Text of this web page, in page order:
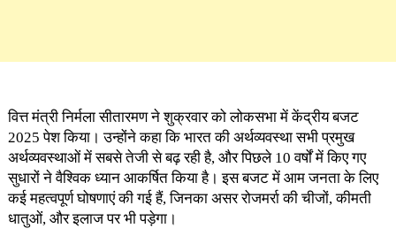
वित्त मंत्री निर्मला सीतारमण ने शुक्रवार को लोकसभा में केंद्रीय बजट
2025 पेश किया। उन्होंने कहा कि भारत की अर्थव्यवस्था सभी प्रमुख
अर्थव्यवस्थाओं में सबसे तेजी से बढ़ रही है, और पिछले 10 वर्षों में किए गए
सुधारों ने वैश्विक ध्यान आकर्षित किया है। इस बजट में आम जनता के लिए
कई महत्वपूर्ण घोषणाएं की गई हैं, जिनका असर रोजमर्रा की चीजों, कीमती
धातुओं, और इलाज पर भी पड़ेगा।